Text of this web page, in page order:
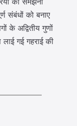
संबंधों को बनाए
के अद्वितीय गुणों
गई गहराई की